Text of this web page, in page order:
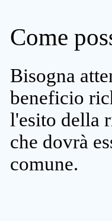
Come
Bisogna
beneficio
l'esito della
che dovrà
comune.